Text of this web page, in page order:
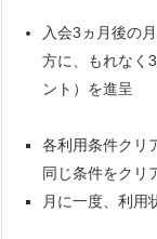
入会3ヵ月後の
方に、もれなく
ント）を進呈
各利用条件クリ
同じ条件をクリ
月に一度、利用